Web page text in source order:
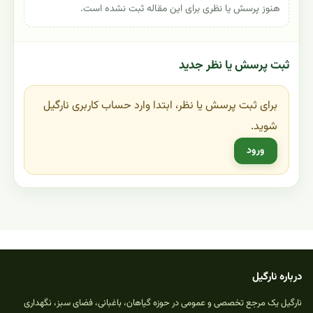
هنوز پرسش یا نظری برای این مقاله ثبت نشده است.
ثبت پرسش یا نظر جدید
برای ثبت پرسش یا نظر، ابتدا وارد حساب کاربری نارگیل
شوید.
ورود
درباره نارگیل
نارگیل یک مرجع تخصصی و عمومی در حوزه گیاهان، باغبانی، فضای سبز، نگهداری